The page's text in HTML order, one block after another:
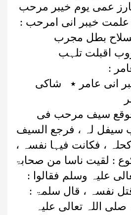
عمی یوم خیبر مرحب
علمت خیبر انی امرحب :
بطل مجرب
اقبلت تلہب
:
انی عامر ٭ شاکی
فوقع سیف مرحب فی
سیفل لہ ، فرجع السیف
، فکانت فیہا نفسہ ،
: لقیت ناسا من صحابۃ
علیہ وسلم فقالوا :
نفسہ ، قال سلمۃ :
اللہ تعالی علیہ